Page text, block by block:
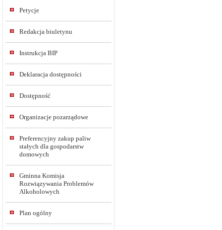
Petycje
Redakcja biuletynu
Instrukcja BIP
Deklaracja dostępności
Dostępność
Organizacje pozarządowe
Preferencyjny zakup paliw
stałych dla gospodarstw
domowych
Gminna Komisja
Rozwiązywania Problemów
Alkoholowych
Plan ogólny